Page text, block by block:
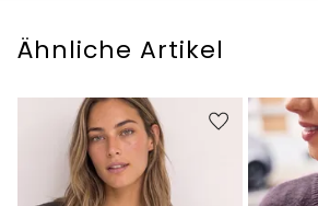
Ähnliche Artikel